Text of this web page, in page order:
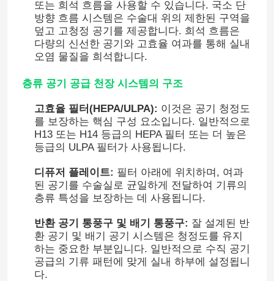
제품
우리에 대하여
또는 희석 흐름을 사용할 수 있습니다. 국소 단
방향 흐름 시스템은 수술대 위의 제한된 구역을
덮고 고청정 공기를 제공합니다. 희석 흐름은
다량의 신선한 공기와 고효율 여과를 통해 실내
오염 물질을 희석합니다.
층류 공기 공급 천장 시스템의 구조
고효율 필터(HEPA/ULPA): 이것은 공기 청정도
를 보장하는 핵심 구성 요소입니다. 일반적으로
H13 또는 H14 등급의 HEPA 필터 또는 더 높은
등급의 ULPA 필터가 사용됩니다.
디퓨저 플레이트: 필터 아래에 위치하며, 여과
된 공기를 수술실로 균일하게 전달하여 기류의
층류 특성을 보장하는 데 사용됩니다.
반환 공기 통풍구 및 배기 통풍구: 잘 설계된 반
환 공기 및 배기 공기 시스템은 청정도를 유지
하는 중요한 부분입니다. 일반적으로 수직 공기
공급의 기류 패턴에 맞게 실내 하부에 설정됩니
다.